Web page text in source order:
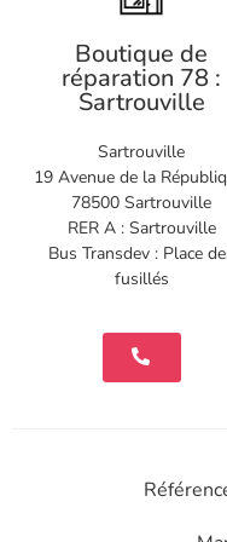
Boutique de
réparation 78 :
Sartrouville
Sartrouville
19 Avenue de la
78500 Sartrouville
RER A : Sartrouville
Bus Transdev : Place
fusillés